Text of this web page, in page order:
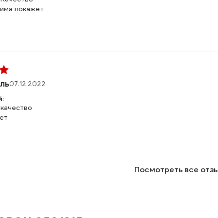
покажет
07.12.2022
Посмотреть все